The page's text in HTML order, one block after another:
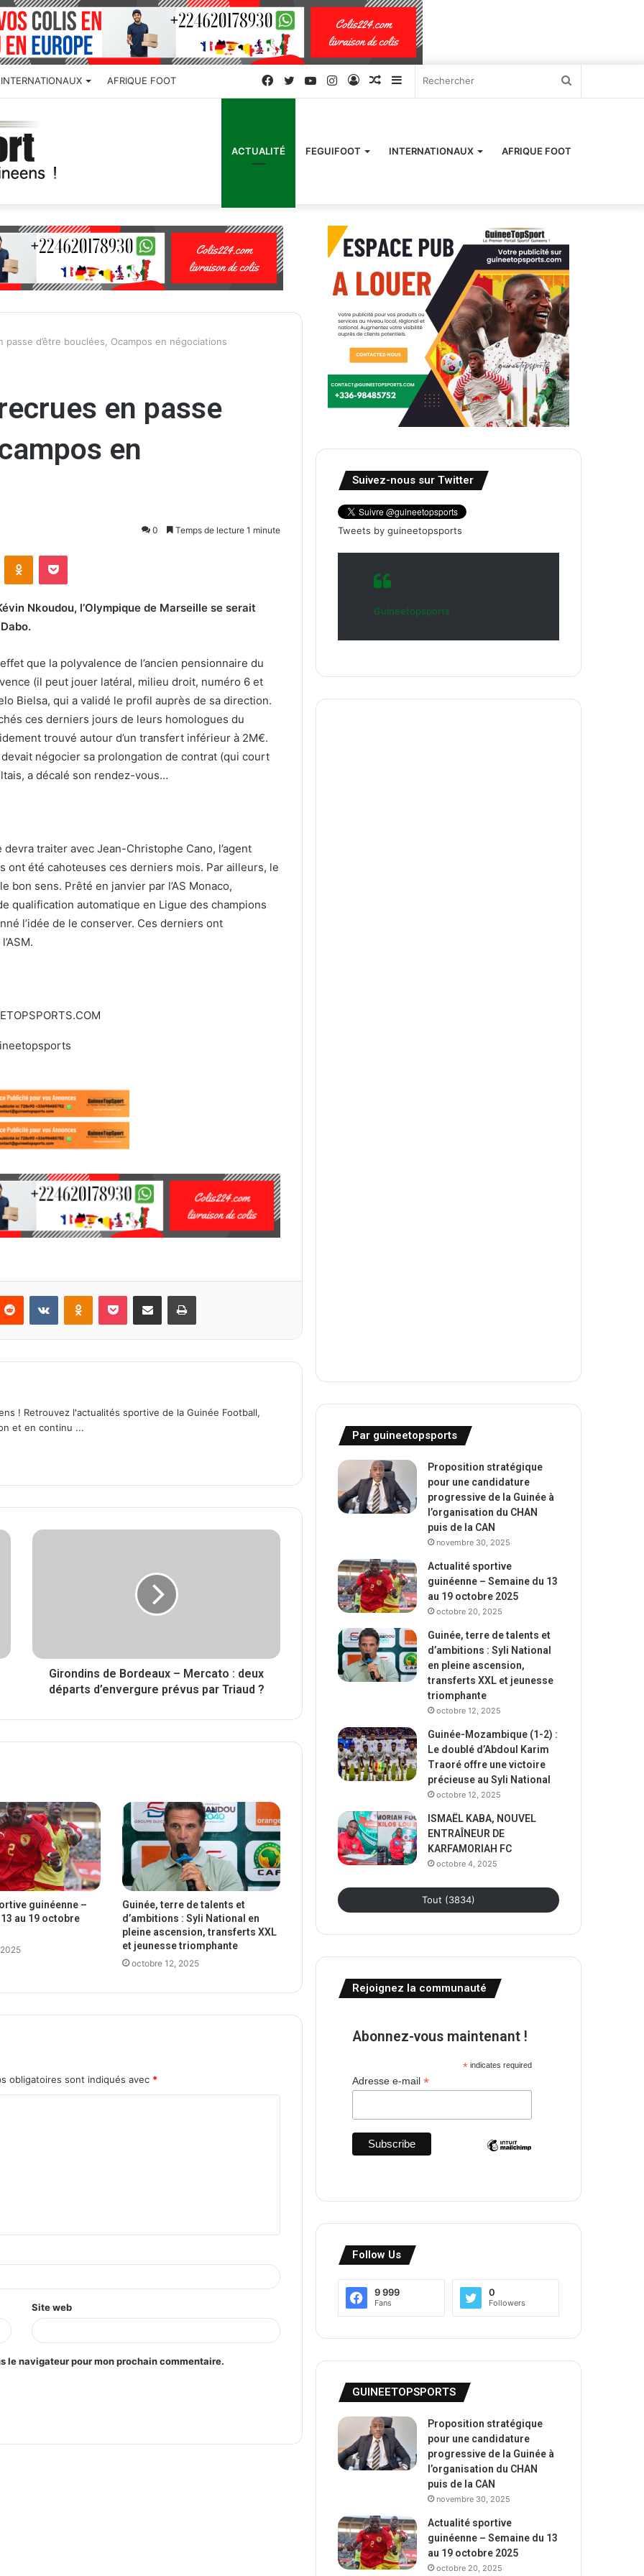
INTERNATIONAUX AFRIQUE FOOT Sidebar
latérale)
Article
Connexion
Instagram
YouTube
Twitter
Facebook
ACTUALITÉ FEGUIFOOT INTERNATIONAUX AFRIQUE FOOT
d’être bouclées, Ocampos en négociations
en passe
en
0 Temps de lecture 1 minute
Nkoudou, l’Olympique de Marseille se serait
que la polyvalence de l’ancien pensionnaire du
(il peut jouer latéral, milieu droit, numéro 6 et
Bielsa, qui a validé le profil auprès de sa direction.
ces derniers jours de leurs homologues du
trouvé autour d’un transfert inférieur à 2M€.
négocier sa prolongation de contrat (qui court
a décalé son rendez-vous…
traiter avec Jean-Christophe Cano, l’agent
ont été cahoteuses ces derniers mois. Par ailleurs, le
bon sens. Prêté en janvier par l’AS Monaco,
qualification automatique en Ligue des champions
l’idée de le conserver. Ces derniers ont
! Retrouvez l'actualités sportive de la Guinée Football,
et en continu ...
Girondins de Bordeaux – Mercato : deux
départs d’envergure prévus par Triaud ?
guinéenne –
au 19 octobre
Guinée, terre de talents et
d’ambitions : Syli National en
pleine ascension, transferts XXL
et jeunesse triomphante
octobre 12, 2025
obligatoires sont indiqués avec *
Site web
le navigateur pour mon prochain commentaire.
Suivez-nous sur Twitter
Tweets by guineetopsports
Guineetopsports
Par guineetopsports
Proposition stratégique
pour une candidature
progressive de la Guinée à
l’organisation du CHAN
puis de la CAN
novembre 30, 2025
Actualité sportive
guinéenne – Semaine du 13
au 19 octobre 2025
octobre 20, 2025
Guinée, terre de talents et
d’ambitions : Syli National
en pleine ascension,
transferts XXL et jeunesse
triomphante
octobre 12, 2025
Guinée-Mozambique (1-2) :
Le doublé d’Abdoul Karim
Traoré offre une victoire
précieuse au Syli National
octobre 12, 2025
ISMAËL KABA, NOUVEL
ENTRAÎNEUR DE
KARFAMORIAH FC
octobre 4, 2025
Tout (3834)
Rejoignez la communauté
Abonnez-vous maintenant !
*indicates required
Adresse e-mail*
Follow Us
9 999
Fans
0
Followers
GUINEETOPSPORTS
Proposition stratégique
pour une candidature
progressive de la Guinée à
l’organisation du CHAN
puis de la CAN
novembre 30, 2025
Actualité sportive
guinéenne – Semaine du 13
au 19 octobre 2025
octobre 20, 2025